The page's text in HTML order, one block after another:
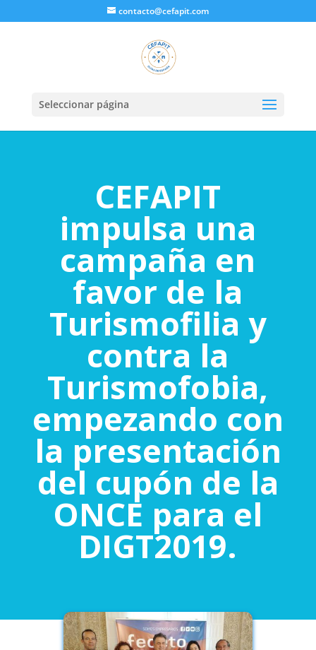
contacto@cefapit.com
Seleccionar página
CEFAPIT
impulsa una
campaña en
favor de la
Turismofilia y
contra la
Turismofobia,
empezando con
la presentación
del cupón de la
ONCE para el
DIGT2019.